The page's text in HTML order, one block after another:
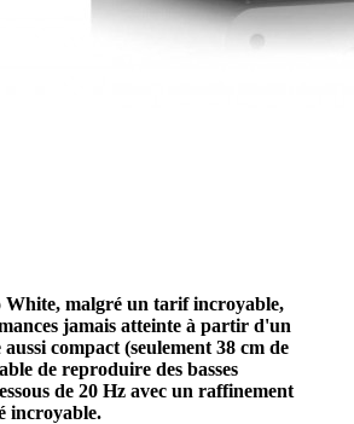
White, malgré un tarif incroyable,
jamais atteinte à partir d'un
aussi compact (seulement 38 cm de
de reproduire des basses
de 20 Hz avec un raffinement
incroyable.